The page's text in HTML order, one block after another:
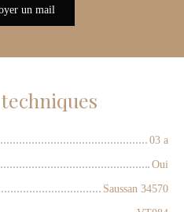
un mail
03 a
Oui
Saussan 34570